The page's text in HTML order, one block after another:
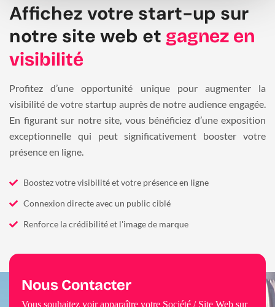
Affichez votre start-up sur
notre site web et gagnez en
visibilité
Profitez d’une opportunité unique pour augmenter la
visibilité de votre startup auprès de notre audience engagée.
En figurant sur notre site, vous bénéficiez d’une exposition
exceptionnelle qui peut significativement booster votre
présence en ligne.
Boostez votre visibilité et votre présence en ligne
Connexion directe avec un public ciblé
Renforce la crédibilité et l'image de marque
Nous Contacter
Vous souhaitez voir apparaître votre Société / Site Web sur